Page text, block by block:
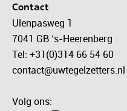
Contact
Ulenpasweg 1
7041 GB ‘s-Heerenberg
Tel: +31(0)314 66 54 60
contact@uwtegelzetters.nl
Volg ons: